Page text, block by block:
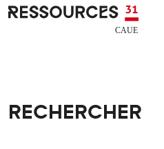
Aller au contenu principal
CAUE RESSOURCES 31
RECHERCHER